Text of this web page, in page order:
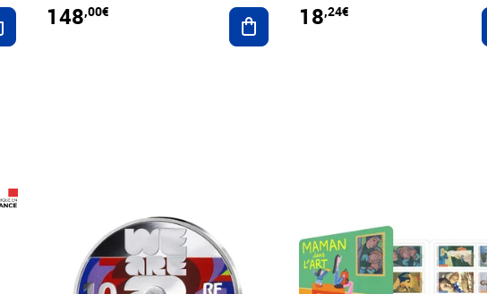
Ajouter au panier
148,00€ Ajouter au panier
18,24€